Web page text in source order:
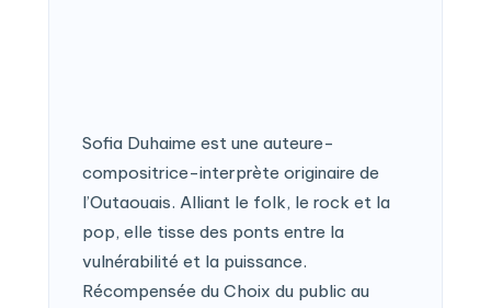
Sofia Duhaime est une auteure-
compositrice-interprète originaire de
l’Outaouais. Alliant le folk, le rock et la
pop, elle tisse des ponts entre la
vulnérabilité et la puissance.
Récompensée du Choix du public au